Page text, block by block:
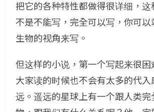
把它的各种特性都做得很详细，这
不是不能写，完全可以写，你可以
生物的视角来写。
但这样的小说，第一个写起来很困
大家读的时候也不会有太多的代入
远。遥远的星球上有一个跟人类完